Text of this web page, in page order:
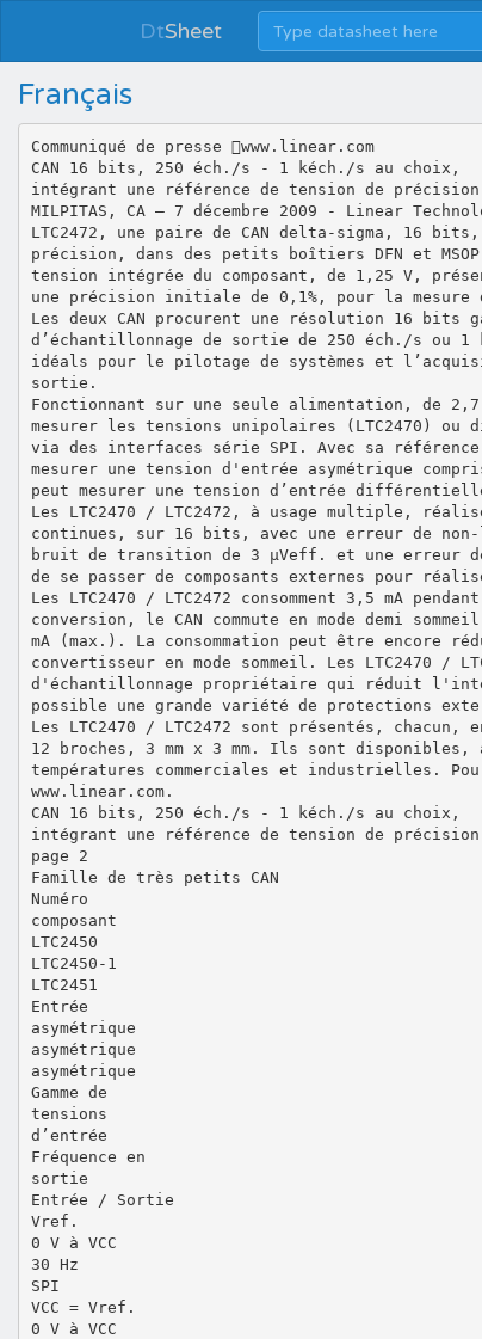
DtSheet
Français
Communiqué de presse www.linear.com
CAN 16 bits, 250 éch./s - 1 kéch./s au choix,
intégrant une référence de tension de précision
MILPITAS, CA – 7 décembre 2009 - Linear
LTC2472, une paire de CAN delta-sigma, 16
précision, dans des petits boîtiers DFN et
tension intégrée du composant, de 1,25 V,
une précision initiale de 0,1%, pour la
Les deux CAN procurent une résolution 16
d’échantillonnage de sortie de 250 éch./s ou 1
idéals pour le pilotage de systèmes et
sortie.
Fonctionnant sur une seule alimentation, de
mesurer les tensions unipolaires (LTC2470) ou
via des interfaces série SPI. Avec sa
mesurer une tension d'entrée asymétrique
peut mesurer une tension d’entrée
Les LTC2470 / LTC2472, à usage multiple,
continues, sur 16 bits, avec une erreur de
bruit de transition de 3 µVeff. et une erreur
de se passer de composants externes pour
Les LTC2470 / LTC2472 consomment 3,5 mA
conversion, le CAN commute en mode demi
mA (max.). La consommation peut être encore
convertisseur en mode sommeil. Les LTC2470 /
d'échantillonnage propriétaire qui réduit
possible une grande variété de protections
Les LTC2470 / LTC2472 sont présentés, chacun,
12 broches, 3 mm x 3 mm. Ils sont
températures commerciales et industrielles.
www.linear.com.
CAN 16 bits, 250 éch./s - 1 kéch./s au choix,
intégrant une référence de tension de précision
page 2
Famille de très petits CAN
Numéro
composant
LTC2450
LTC2450-1
LTC2451
Entrée
asymétrique
asymétrique
asymétrique
Gamme de
tensions
d’entrée
Fréquence en
sortie
Entrée / Sortie
Vref.
0 V à VCC
30 Hz
SPI
VCC = Vref.
0 V à VCC